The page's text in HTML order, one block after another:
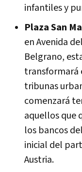
infantiles y
Plaza San
enAvenida
Belgrano,
transformará
tribunas
comenzará
aquellos que
los bancos
inicial del
Austria.